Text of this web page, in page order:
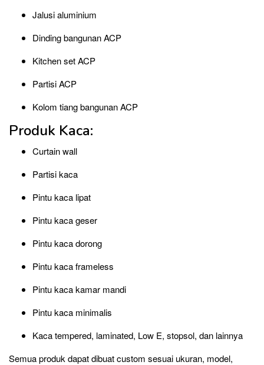
Jalusi aluminium
Dinding bangunan ACP
Kitchen set ACP
Partisi ACP
Kolom tiang bangunan ACP
Produk Kaca:
Curtain wall
Partisi kaca
Pintu kaca lipat
Pintu kaca geser
Pintu kaca dorong
Pintu kaca frameless
Pintu kaca kamar mandi
Pintu kaca minimalis
Kaca tempered, laminated, Low E, stopsol, dan lainnya
Semua produk dapat dibuat custom sesuai ukuran, model,